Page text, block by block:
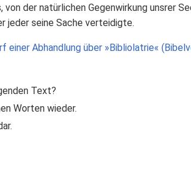
der natürlichen Gegenwirkung unsrer
jeder seine Sache verteidigte.
einer Abhandlung über »Bibliolatrie«
Text?
Worten wieder.